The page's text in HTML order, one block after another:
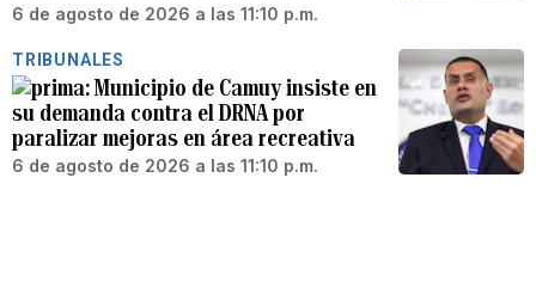
6 de agosto de 2026 a las 11:10 p.m.
TRIBUNALES
Municipio de Camuy insiste en
su demanda contra el DRNA por
paralizar mejoras en área recreativa
6 de agosto de 2026 a las 11:10 p.m.